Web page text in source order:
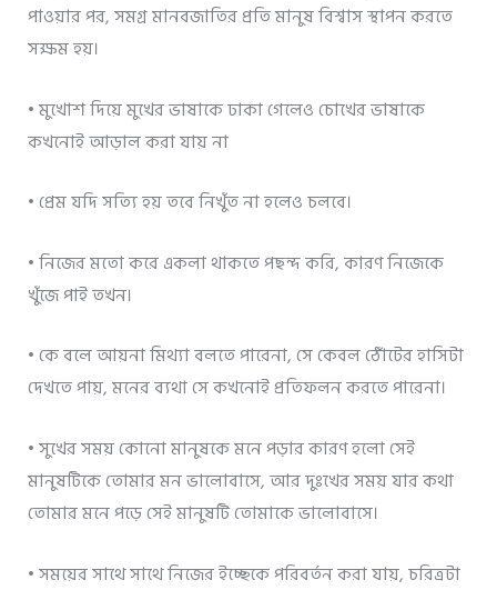
পাওয়ার পর, সমগ্র মানবজাতির প্রতি মানুষ বিশ্বাস স্থাপন করতে
সক্ষম হয়।
• মুখোশ দিয়ে মুখের ভাষাকে ঢাকা গেলেও চোখের ভাষাকে
কখনোই আড়াল করা যায় না
• প্রেম যদি সত্যি হয় তবে নিখুঁত না হলেও চলবে।
• নিজের মতো করে একলা থাকতে পছন্দ করি, কারণ নিজেকে
খুঁজে পাই তখন।
• কে বলে আয়না মিথ্যা বলতে পারেনা, সে কেবল ঠোঁটের হাসিটা
দেখতে পায়, মনের ব্যথা সে কখনোই প্রতিফলন করতে পারেনা।
• সুখের সময় কোনো মানুষকে মনে পড়ার কারণ হলো সেই
মানুষটিকে তোমার মন ভালোবাসে, আর দুঃখের সময় যার কথা
তোমার মনে পড়ে সেই মানুষটি তোমাকে ভালোবাসে।
• সময়ের সাথে সাথে নিজের ইচ্ছেকে পরিবর্তন করা যায়, চরিত্রটা